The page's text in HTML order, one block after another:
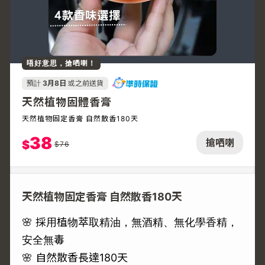
搶哂喇
唔好意思，搶哂喇！
預計 3月8日 或之前送貨
天然植物固體香膏
天然植物固定香膏 自然散香180天
$38 $76
天然植物固定香膏 自然散香180天
🌸 採用植物萃取精油，無酒精、無化學香精，
安全無毒
🌸 自然散香長達180天